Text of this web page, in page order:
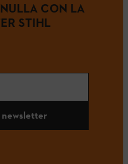
CON LA
STIHL
newsletter